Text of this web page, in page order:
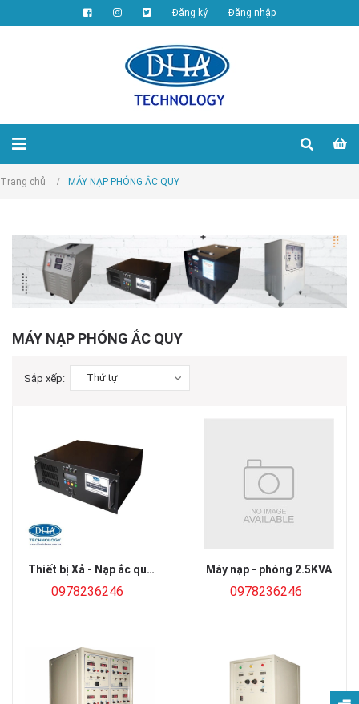
Đăng ký Đăng nhập
Trang chủ / MÁY NẠP PHÓNG ẮC QUY
MÁY NẠP PHÓNG ẮC QUY
Sắp xếp: Thứ tự
Thiết bị Xả - Nạp ắc quy
tự động 2V/600Ah
0978236246
Máy nạp - phóng 2.5KVA
0978236246